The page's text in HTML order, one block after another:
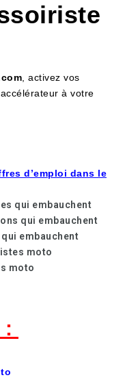
, activez vos
à votre
d’emploi dans le
qui embauchent
qui embauchent
embauchent
moto
moto
: